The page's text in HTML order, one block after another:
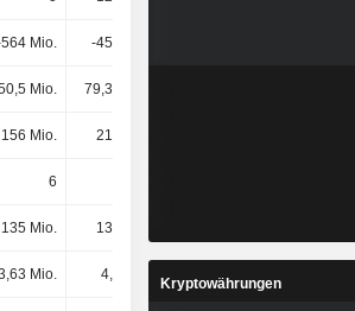
Mio. -454 Mio.
Mio. 79,39 Mio.
156 Mio. 216 Mio.
6
135 Mio. 138 Mio.
Mio. 4,4 Mio. 3,73 Mio.
Kryptowährungen